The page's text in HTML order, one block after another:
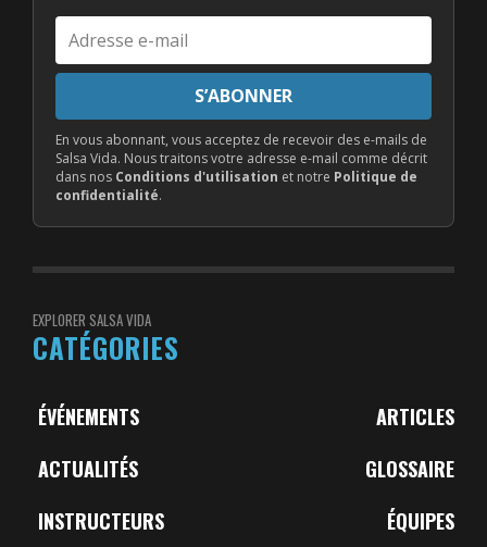
Adresse
e-
mail
S’ABONNER
En vous abonnant, vous acceptez de recevoir des e-mails de
Salsa Vida. Nous traitons votre adresse e-mail comme décrit
dans nos Conditions d'utilisation et notre Politique de
confidentialité.
EXPLORER SALSA VIDA
CATÉGORIES
ARTICLES
ÉVÉNEMENTS
GLOSSAIRE
ACTUALITÉS
ÉQUIPES
INSTRUCTEURS